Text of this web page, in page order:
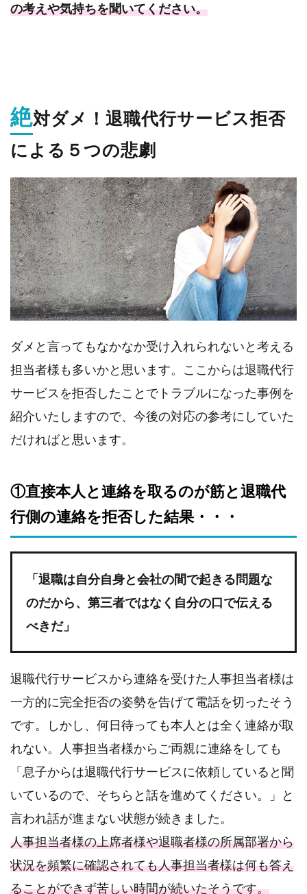
2.3.
2.4.
④退職希
望者が行
業務や取
引先情報
がわから
な
い・・・
2.5.
⑤社会人
としての
考えを伝
えたかっ
ただけな
に・・・
まと
の考えや気持ちを聞いてください。
絶対ダメ！退職代行サービス拒否
による５つの悲劇
ダメと言ってもなかなか受け入れられないと考える
担当者様も多いかと思います。ここからは退職代行
サービスを拒否したことでトラブルになった事例を
紹介いたしますので、今後の対応の参考にしていた
だければと思います。
①直接本人と連絡を取るのが筋と退職代
行側の連絡を拒否した結果・・・
「退職は自分自身と会社の間で起きる問題な
のだから、第三者ではなく自分の口で伝える
べきだ」
退職代行サービスから連絡を受けた人事担当者様は
一方的に完全拒否の姿勢を告げて電話を切ったそう
です。しかし、何日待っても本人とは全く連絡が取
れない。人事担当者様からご両親に連絡をしても
「息子からは退職代行サービスに依頼していると聞
いているので、そちらと話を進めてください。」と
言われ話が進まない状態が続きました。
人事担当者様の上席者様や退職者様の所属部署から
状況を頻繁に確認されても人事担当者様は何も答え
ることができず苦しい時間が続いたそうです。